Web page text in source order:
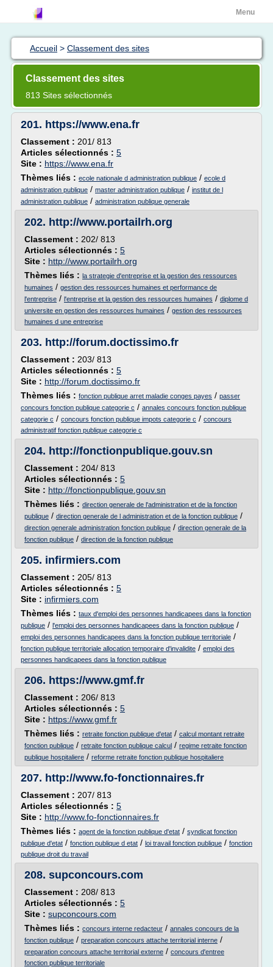
Menu
Accueil > Classement des sites
Classement des sites
813 Sites sélectionnés
201. https://www.ena.fr
Classement : 201/ 813
Articles sélectionnés : 5
Site : https://www.ena.fr
Thèmes liés : ecole nationale d administration publique / ecole d
administration publique / master administration publique / institut de l
administration publique / administration publique generale
202. http://www.portailrh.org
Classement : 202/ 813
Articles sélectionnés : 5
Site : http://www.portailrh.org
Thèmes liés : la strategie d'entreprise et la gestion des ressources
humaines / gestion des ressources humaines et performance de
l'entreprise / l'entreprise et la gestion des ressources humaines / diplome d
universite en gestion des ressources humaines / gestion des ressources
humaines d une entreprise
203. http://forum.doctissimo.fr
Classement : 203/ 813
Articles sélectionnés : 5
Site : http://forum.doctissimo.fr
Thèmes liés : fonction publique arret maladie conges payes / passer
concours fonction publique categorie c / annales concours fonction publique
categorie c / concours fonction publique impots categorie c / concours
administratif fonction publique categorie c
204. http://fonctionpublique.gouv.sn
Classement : 204/ 813
Articles sélectionnés : 5
Site : http://fonctionpublique.gouv.sn
Thèmes liés : direction generale de l'administration et de la fonction
publique / direction generale de l administration et de la fonction publique /
direction generale administration fonction publique / direction generale de la
fonction publique / direction de la fonction publique
205. infirmiers.com
Classement : 205/ 813
Articles sélectionnés : 5
Site : infirmiers.com
Thèmes liés : taux d'emploi des personnes handicapees dans la fonction
publique / l'emploi des personnes handicapees dans la fonction publique /
emploi des personnes handicapees dans la fonction publique territoriale /
fonction publique territoriale allocation temporaire d'invalidite / emploi des
personnes handicapees dans la fonction publique
206. https://www.gmf.fr
Classement : 206/ 813
Articles sélectionnés : 5
Site : https://www.gmf.fr
Thèmes liés : retraite fonction publique d'etat / calcul montant retraite
fonction publique / retraite fonction publique calcul / regime retraite fonction
publique hospitaliere / reforme retraite fonction publique hospitaliere
207. http://www.fo-fonctionnaires.fr
Classement : 207/ 813
Articles sélectionnés : 5
Site : http://www.fo-fonctionnaires.fr
Thèmes liés : agent de la fonction publique d'etat / syndicat fonction
publique d'etat / fonction publique d etat / loi travail fonction publique / fonction
publique droit du travail
208. supconcours.com
Classement : 208/ 813
Articles sélectionnés : 5
Site : supconcours.com
Thèmes liés : concours interne redacteur / annales concours de la
fonction publique / preparation concours attache territorial interne /
preparation concours attache territorial externe / concours d'entree
fonction publique territoriale